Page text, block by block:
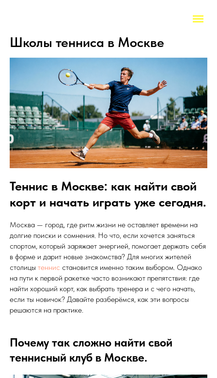
Школы тенниса в Москве
Теннис в Москве: как найти свой
корт и начать играть уже сегодня.
Москва — город, где ритм жизни не оставляет времени на
долгие поиски и сомнения. Но что, если хочется заняться
спортом, который заряжает энергией, помогает держать себя
в форме и дарит новые знакомства? Для многих жителей
столицы теннис становится именно таким выбором. Однако
на пути к первой ракетке часто возникают препятствия: где
найти хороший корт, как выбрать тренера и с чего начать,
если ты новичок? Давайте разберёмся, как эти вопросы
решаются на практике.
Почему так сложно найти свой
теннисный клуб в Москве.